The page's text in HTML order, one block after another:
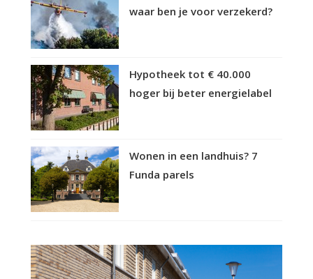
waar ben je voor verzekerd?
Hypotheek tot € 40.000
hoger bij beter energielabel
Wonen in een landhuis? 7
Funda parels